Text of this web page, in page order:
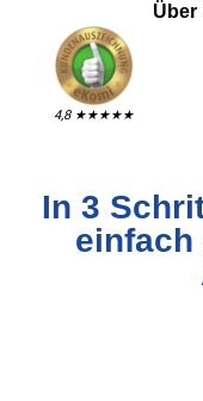
Über
4,8 ★★★★★
In 3
einfach